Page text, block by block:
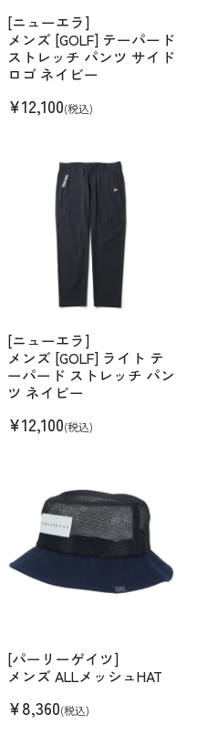
[ニューエラ]
メンズ [GOLF] テーパード
ストレッチ パンツ サイド
ロゴ ネイビー
¥12,100(税込)
[ニューエラ]
メンズ [GOLF] ライト テ
ーパード ストレッチ パン
ツ ネイビー
¥12,100(税込)
[パーリーゲイツ]
メンズ ALLメッシュHAT
¥8,360(税込)